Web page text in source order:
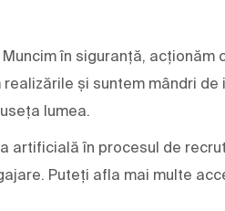
Muncim în siguranță,
și suntem mândri
lumea.
artificială în procesul de
Puteți afla mai multe